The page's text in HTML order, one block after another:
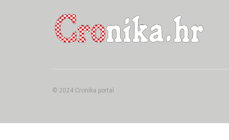
© 2024 Cronika portal